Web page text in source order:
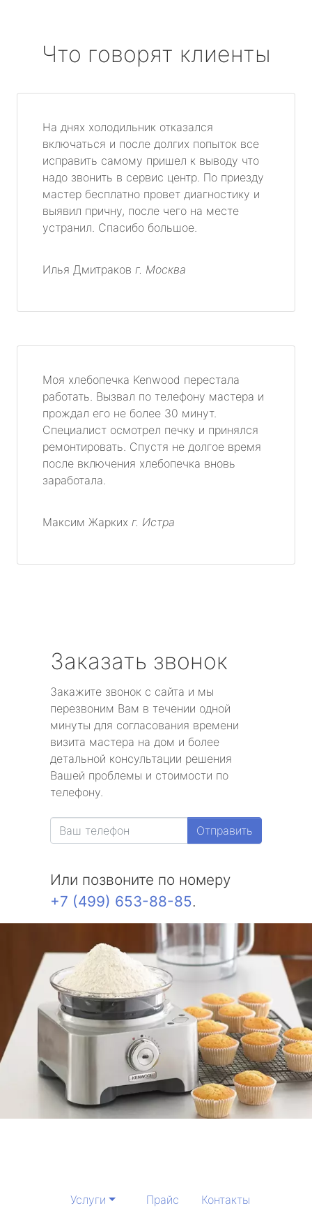
Что говорят клиенты
На днях холодильник отказался
включаться и после долгих попыток все
исправить самому пришел к выводу что
надо звонить в сервис центр. По приезду
мастер бесплатно провет диагностику и
выявил причну, после чего на месте
устранил. Спасибо большое.
Илья Дмитраков г. Москва
Моя хлебопечка Kenwood перестала
работать. Вызвал по телефону мастера и
прождал его не более 30 минут.
Специалист осмотрел печку и принялся
ремонтировать. Спустя не долгое время
после включения хлебопечка вновь
заработала.
Максим Жарких г. Истра
Заказать звонок
Закажите звонок с сайта и мы
перезвоним Вам в течении одной
минуты для согласования времени
визита мастера на дом и более
детальной консультации решения
Вашей проблемы и стоимости по
телефону.
Отправить
Или позвоните по номеру
+7 (499) 653-88-85.
Услуги Прайс Контакты